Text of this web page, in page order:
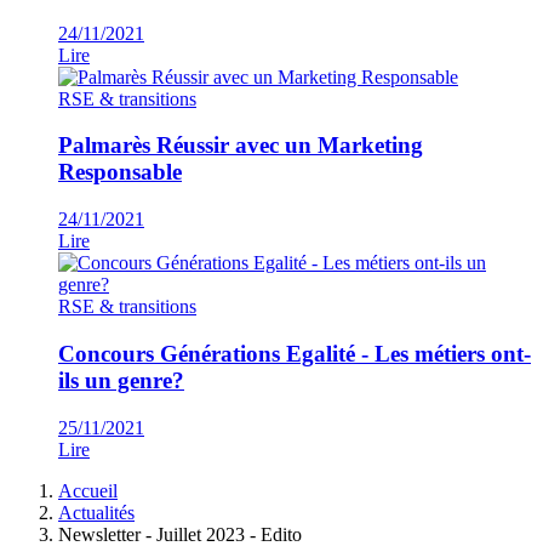
24/11/2021
Lire
RSE & transitions
Palmarès Réussir avec un Marketing
Responsable
24/11/2021
Lire
RSE & transitions
Concours Générations Egalité - Les métiers ont-
ils un genre?
25/11/2021
Lire
d'Ariane
Accueil
Actualités
Newsletter - Juillet 2023 - Edito